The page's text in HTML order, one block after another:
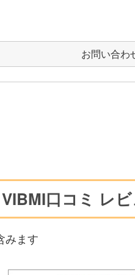
お問い合わ
VIBMI口コミ レ
みます